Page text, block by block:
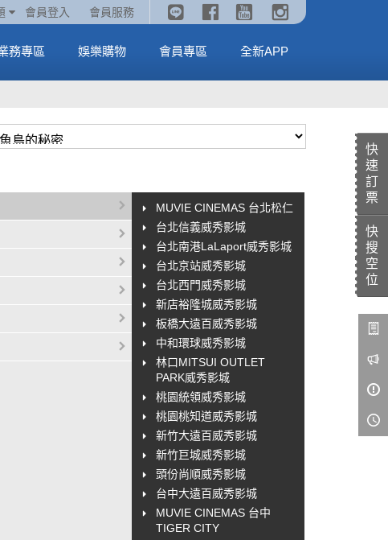
會員登入 會員服務
火熱預售中《汪汪隊立大功：恐龍大電影》
《劇場版吉伊卡哇》🥤威秀獨家電影套餐🥤
全台熱賣中
MORE
務專區 娛樂購物 會員專區 全新APP
快
速
訂
票
快
搜
空
位
MUVIE CINEMAS 台北松仁
台北信義威秀影城
台北南港LaLaport威秀影城
台北京站威秀影城
台北西門威秀影城
新店裕隆城威秀影城
板橋大遠百威秀影城
中和環球威秀影城
林口MITSUI OUTLET
PARK威秀影城
桃園統領威秀影城
桃園桃知道威秀影城
新竹大遠百威秀影城
新竹巨城威秀影城
頭份尚順威秀影城
台中大遠百威秀影城
MUVIE CINEMAS 台中
TIGER CITY